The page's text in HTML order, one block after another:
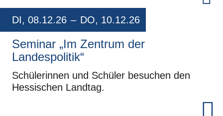
DI, 08.12.26 – DO, 10.12.26
Seminar „Im Zentrum der
Landespolitik“
Schülerinnen und Schüler besuchen den
Hessischen Landtag.